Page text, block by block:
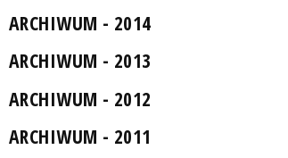
ARCHIWUM - 2014
ARCHIWUM - 2013
ARCHIWUM - 2012
ARCHIWUM - 2011